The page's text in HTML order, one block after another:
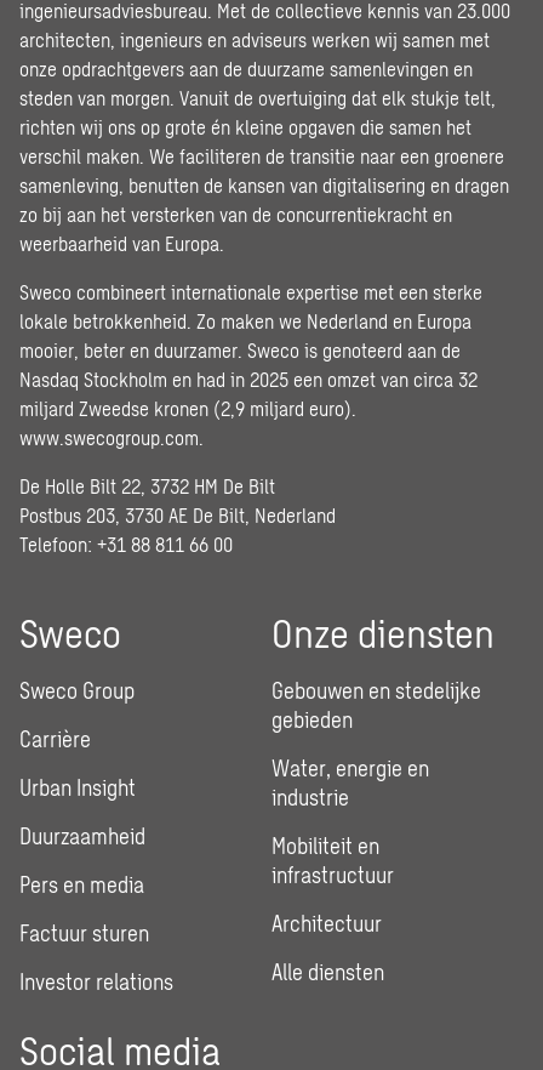
ingenieursadviesbureau. Met de collectieve kennis van 23.000
architecten, ingenieurs en adviseurs werken wij samen met
onze opdrachtgevers aan de duurzame samenlevingen en
steden van morgen. Vanuit de overtuiging dat elk stukje telt,
richten wij ons op grote én kleine opgaven die samen het
verschil maken. We faciliteren de transitie naar een groenere
samenleving, benutten de kansen van digitalisering en dragen
zo bij aan het versterken van de concurrentiekracht en
weerbaarheid van Europa.
Sweco combineert internationale expertise met een sterke
lokale betrokkenheid. Zo maken we Nederland en Europa
mooier, beter en duurzamer. Sweco is genoteerd aan de
Nasdaq Stockholm en had in 2025 een omzet van circa 32
miljard Zweedse kronen (2,9 miljard euro).
www.swecogroup.com
De Holle Bilt 22, 3732 HM De Bilt
Postbus 203, 3730 AE De Bilt, Nederland
Telefoon: +31 88 811 66 00
Sweco
Sweco Group
Carrière
Urban Insight
Duurzaamheid
Pers en media
Factuur sturen
Investor relations
Onze diensten
Gebouwen en stedelijke
gebieden
Water, energie en
industrie
Mobiliteit en
infrastructuur
Architectuur
Alle diensten
Social media